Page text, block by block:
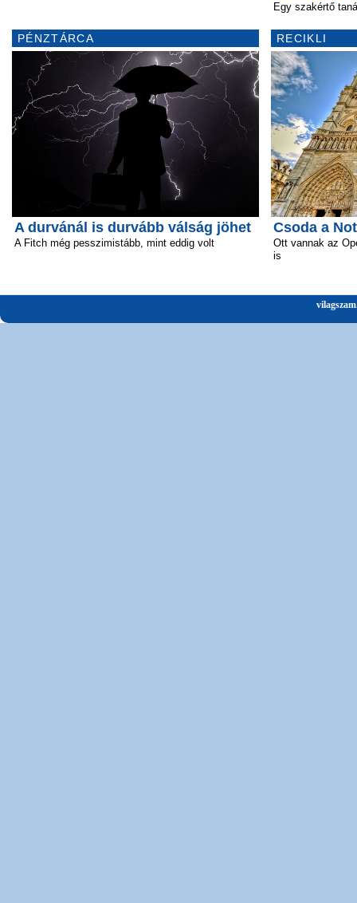
PÉNZTÁRCA
A durvánál is durvább válság jöhet
A Fitch még pesszimistább, mint eddig volt
Egy szakértő
RECIKLI
Csoda a
Ott vannak az
is